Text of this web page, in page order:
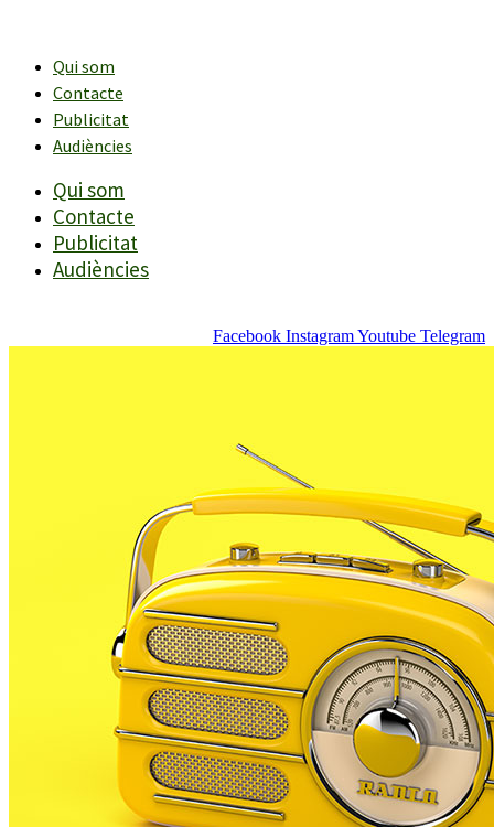
contingutQui som
Contacte
Publicitat
Audiències
Qui som
Contacte
Publicitat
Audiències
Facebook InstagramYoutube Telegram